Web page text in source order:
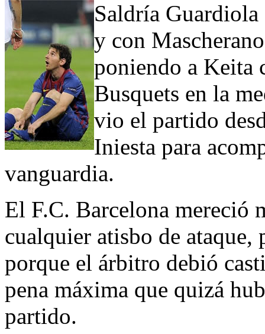
Saldría
y con
poniendo a Keita
Busquets en la
vio el partido
Iniesta para
vanguardia.
El F.C. Barcelona mereció
cualquier atisbo de
porque el árbitro debió
pena máxima que quizá
partido.